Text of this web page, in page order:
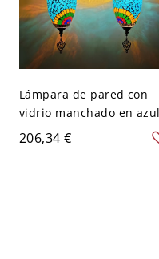
Lámpara de pared con
vidrio manchado en azul
cielo con forma de gota
de agua estilo
206,34 €